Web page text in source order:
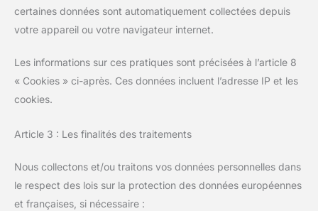
certaines données sont automatiquement collectées depuis
votre appareil ou votre navigateur internet.
Les informations sur ces pratiques sont précisées à l’article 8
« Cookies » ci-après. Ces données incluent l’adresse IP et les
cookies.
Article 3 : Les finalités des traitements
Nous collectons et/ou traitons vos données personnelles dans
le respect des lois sur la protection des données européennes
et françaises, si nécessaire :